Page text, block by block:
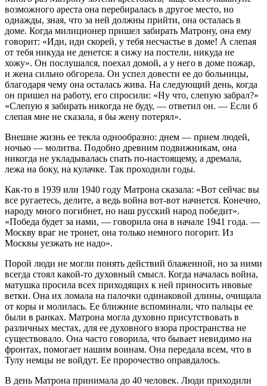
возможного ареста она перебиралась в другое место, но
однажды, зная, что за ней должны прийти, она осталась в
доме. Когда милиционер пришел забирать Матрону, она ему
говорит: «Иди, иди скорей, у тебя несчастье в доме! А слепая
от тебя никуда не денется: я сижу на постели, никуда не
хожу». Он послушался, поехал домой, а у него в доме пожар,
и жена сильно обгорела. Он успел довести ее до больницы,
благодаря чему она осталась жива. На следующий день, когда
он пришел на работу, его спросили: «Ну что, слепую забрал?»
«Слепую я забирать никогда не буду, — ответил он. — Если б
слепая мне не сказала, я бы жену потерял».
Внешне жизнь ее текла однообразно: днем — прием людей,
ночью — молитва. Подобно древним подвижникам, она
никогда не укладывалась спать по-настоящему, а дремала,
лежа на боку, на кулачке. Так проходили годы.
Как-то в 1939 или 1940 году Матрона сказала: «Вот сейчас вы
все ругаетесь, делите, а ведь война вот-вот начнется. Конечно,
народу много погибнет, но наш русский народ победит».
«Победа будет за нами, — говорила она в начале 1941 года. —
Москву враг не тронет, она только немного погорит. Из
Москвы уезжать не надо».
Порой люди не могли понять действий блаженной, но за ними
всегда стоял какой-то духовный смысл. Когда началась война,
матушка просила всех приходящих к ней приносить ивовые
ветки. Она их ломала на палочки одинаковой длины, очищала
от коры и молилась. Ее ближние вспоминали, что пальцы ее
были в ранках. Матрона могла духовно присутствовать в
различных местах, для ее духовного взора пространства не
существовало. Она часто говорила, что бывает невидимо на
фронтах, помогает нашим воинам. Она передала всем, что в
Тулу немцы не войдут. Ее пророчество оправдалось.
В день Матрона принимала до 40 человек. Люди приходили